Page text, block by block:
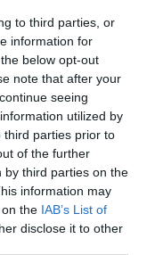
to third parties, or
information for
below opt-out
note that after your
seeing
utilized by
third parties prior to
of the further
by third parties on the
information may
the IAB’s List of
disclose it to other